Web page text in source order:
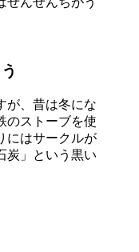
が、昔は冬にな
のストーブを使
にはサークルが
炭」という黒い